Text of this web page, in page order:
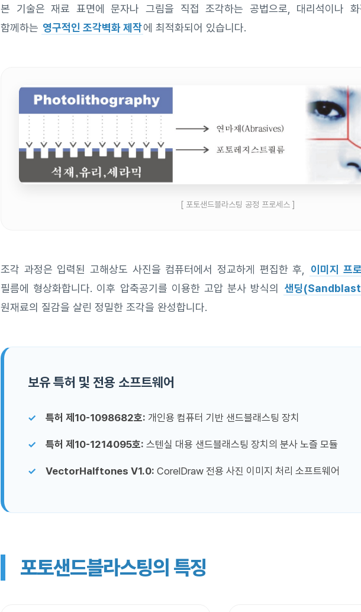
본 기술은 재료 표면에 문자나 그림을 직접 조각하는 공법으로, 대리석이나
함께하는 영구적인 조각벽화 제작에 최적화되어 있습니다.
[ 포토샌드블라스팅 공정 프로세스 ]
조각 과정은 입력된 고해상도 사진을 컴퓨터에서 정교하게 편집한 후, 이미지 프
필름에 형상화합니다. 이후 압축공기를 이용한 고압 분사 방식의
샌딩
원재료의 질감을 살린 정밀한 조각을 완성합니다.
보유 특허 및 전용 소프트웨어
특허 제10-1098682호: 개인용 컴퓨터 기반 샌드블래스팅 장치
특허 제10-1214095호: 스텐실 대용 샌드블래스팅 장치의 분사 노즐 모듈
VectorHalftones V1.0: CorelDraw 전용 사진 이미지 처리 소프트웨어
포토샌드블라스팅의 특징